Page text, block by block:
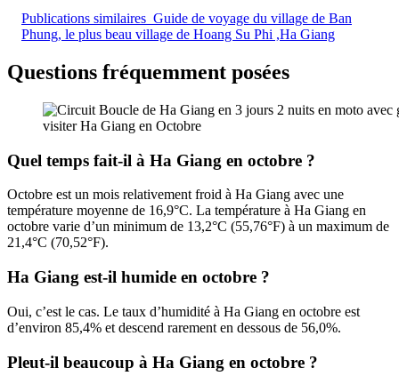
Publications similaires Guide de voyage du village de Ban
Phung, le plus beau village de Hoang Su Phi ,Ha Giang
Questions fréquemment posées
visiter Ha Giang en Octobre
Quel temps fait-il à Ha Giang en octobre ?
Octobre est un mois relativement froid à Ha Giang avec une
température moyenne de 16,9°C. La température à Ha Giang en
octobre varie d’un minimum de 13,2°C (55,76°F) à un maximum de
21,4°C (70,52°F).
Ha Giang est-il humide en octobre ?
Oui, c’est le cas. Le taux d’humidité à Ha Giang en octobre est
d’environ 85,4% et descend rarement en dessous de 56,0%.
Pleut-il beaucoup à Ha Giang en octobre ?